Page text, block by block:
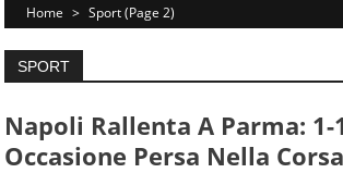
Home > Sport(Page 2)
SPORT
Napoli Rallenta A Parma: 1-
Occasione Persa Nella